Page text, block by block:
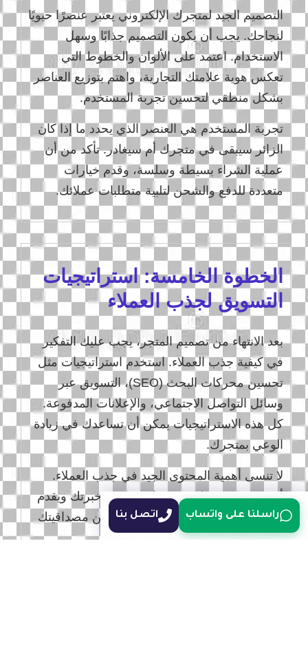
التصميم الجيد لمتجرك الإلكتروني يعتبر عنصرًا حيويًا
لنجاحك. يجب أن يكون التصميم جذابًا وسهل
الاستخدام. اعتمد على الألوان والخطوط التي
تعكس هوية علامتك التجارية، واهتم بتوزيع العناصر
بشكل منطقي لتحسين تجربة المستخدم.
تجربة المستخدم هي العنصر الذي يحدد ما إذا كان
الزائر سيبقى في متجرك أم سيغادر. تأكد من أن
عملية الشراء بسيطة وسلسة، وقدم خيارات
متعددة للدفع والشحن لتلبية متطلبات عملائك.
الخطوة الخامسة: استراتيجيات
التسويق لجذب العملاء
بعد الانتهاء من تصميم المتجر، يجب عليك التفكير
في كيفية جذب العملاء. استخدم استراتيجيات مثل
تحسين محركات البحث (SEO)، التسويق عبر
وسائل التواصل الاجتماعي، والإعلانات المدفوعة.
كل هذه الاستراتيجيات يمكن أن تساعدك في زيادة
الوعي بمتجرك.
لا تنسى أهمية المحتوى الجيد في جذب العملاء.
أنشئ محتوى تعليمي وجذاب يعكس خبرتك ويقدم
قيمة مضافة لجمهورك. هذا سيعزز من مصداقيتك
ويجذب المزيد من الزوار إلى متجرك.
راسلنا على واتساب اتصل بنا